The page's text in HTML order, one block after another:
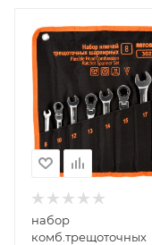
набор
комб.трещоточных